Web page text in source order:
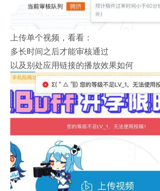
上传单个视频，看看：
多长时间之后才能审核通过
以及别处应用链接的播放效果如何